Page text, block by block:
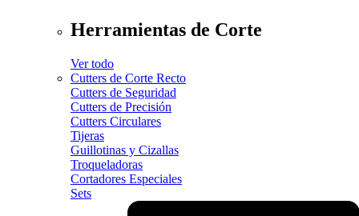
Herramientas de Corte
Ver todo
Cutters de Corte Recto
Cutters de Seguridad
Cutters de Precisión
Cutters Circulares
Tijeras
Guillotinas y Cizallas
Troqueladoras
Cortadores Especiales
Sets